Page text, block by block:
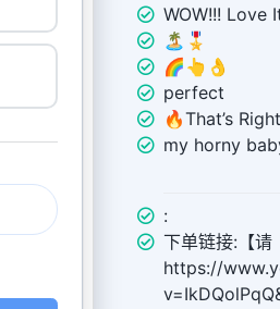
WOW!!! Love
🏝️🎖️
🌈👆👌
perfect
🔥That’s
my horny
:
下单链接:【请
https://